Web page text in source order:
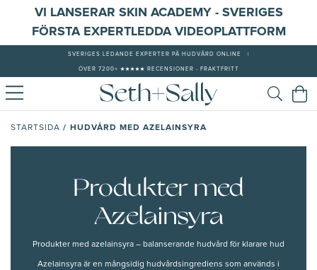
VI LANSERAR SKIN ACADEMY - SVERIGES
FÖRSTA EXPERTLEDDA VIDEOPLATTFORM
SVERIGES LEDANDE EXPERTER PÅ HUDVÅRD ONLINE
ÖVER 7200+ ★★★★★ RECENSIONER - FRAKTFRITT
STARTSIDA / HUDVÅRD MED AZELAINSYRA
Produkter med
Azelainsyra
Produkter med azelainsyra – balanserande hudvård för klarare hud
Azelainsyra är en mångsidig hudvårdsingrediens som används i